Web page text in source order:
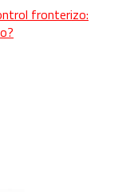
fronterizo: